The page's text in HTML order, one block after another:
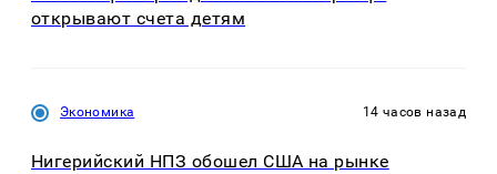
открывают счета детям
Экономика 14 часов назад
Нигерийский НПЗ обошел США на рынке